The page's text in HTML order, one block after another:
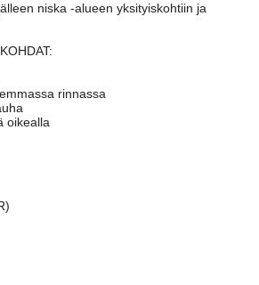
niska -alueen yksityiskohtiin ja
rinnassa
oikealla